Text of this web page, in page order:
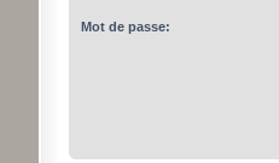
Mot de passe: